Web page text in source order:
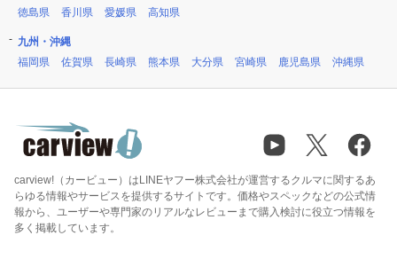
徳島県
香川県 愛媛県 高知県
九州・沖縄
福岡県
佐賀県 長崎県 熊本県 大分県 宮崎県 鹿児島県 沖縄県
carview!（カービュー）はLINEヤフー株式会社が運営するクルマに関するあ
らゆる情報やサービスを提供するサイトです。価格やスペックなどの公式情
報から、ユーザーや専門家のリアルなレビューまで購入検討に役立つ情報を
多く掲載しています。